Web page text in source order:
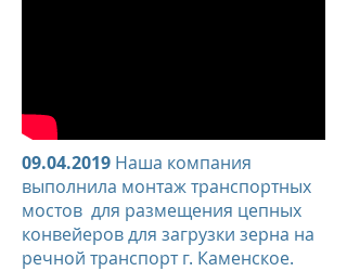
09.04.2019 Наша компания
выполнила монтаж транспортных
мостов для размещения цепных
конвейеров для загрузки зерна на
речной транспорт г. Каменское.